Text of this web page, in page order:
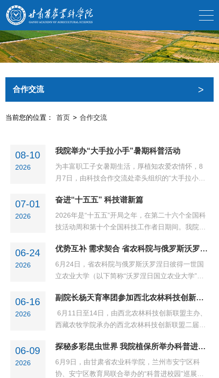
合作交流 >
当前您的位置： 首页 > 合作交流
08-10
2026
我院举办“大手拉小手”暑期科普活动
为丰富职工子女暑期生活，厚植知农爱农情怀，8
月7日，由科技合作交流处牵头组织的“大手拉小
人参加。植保专家讲授“多彩的昆虫世界”科普课活
动现场展示了精美的昆虫标本与图文并茂的科普展
板。我院植保所刘月英以“多彩的昆虫世界”为主
人类的关系，并带领孩子们一同领略了世界名蝶的
独特魅力。讲解深入浅出，现场气氛热烈，面对
孩...
07-01
2026
奋进“十五五” 科技谱新篇
2026年是“十五五”开局之年，在第二十六个全国科
技活动周和第十个全国科技工作者日期间。我院紧
系列形式多样、内容丰富、覆盖广泛的科普活动，
将优质的科技服务与科学知识送到群众身边。主
动“走出去”，多维开展科普活动。我院联合市、区
学、安宁区吉杰小学、阳光小学等单位，举办“小昆
虫、大世界”主题科普展板巡展；我院植...
06-24
2026
优势互补 需求契合 省农科院与俄罗斯沃罗涅日国立农业大学深化农业科技合作
6月24日，省农科院与俄罗斯沃罗涅日彼得一世国
立农业大学（以下简称“沃罗涅日国立农业大学”）
记、院长常宏主持会议并致辞，沃罗涅日国立农业
大学校长安娜·沃罗宁娜、副校长谢尔盖·谢苗诺夫
率代表团一行5人出席会议。省政府外事办公室二
勇利出席会议。国际合作工作会议现场常宏指出，
今年5月普京总统对华进行国事访问，两国元首达
成...
06-16
2026
副院长杨天育率团参加西北农林科技创新联盟二届六次理事会并赴西藏农牧科学院调研
6月11日至14日，由西北农林科技创新联盟主办、
西藏农牧学院承办的西北农林科技创新联盟二届六
委委员、副院长杨天育应邀率团参加。本届会议
以“协同创新，智汇雪域——服务国家战略，共推成
果落地”为主题，来自陕西、甘肃、宁夏、青海、内
06-09
2026
探秘多彩昆虫世界 我院植保所举办科普进校园主题巡展活动
6月9日，由甘肃省农业科学院，兰州市安宁区科
协、安宁区教育局联合举办的“科普进校园”巡展活